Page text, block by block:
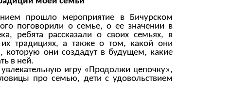
прошло мероприятие в Бичурском
поговорили о семье, о ее значении в
ребята рассказали о своих семьях, в
традициях, а также о том, какой они
которую они создадут в будущем, какие
в ней.
игру «Продолжи цепочку»,
про семью, дети с удовольствием